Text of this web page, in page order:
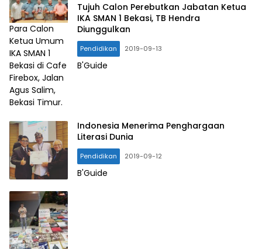
Para Calon
Ketua Umum
IKA SMAN 1
Bekasi di Cafe
Firebox, Jalan
Agus Salim,
Bekasi Timur.
Tujuh Calon Perebutkan Jabatan Ketua
IKA SMAN 1 Bekasi, TB Hendra
Diunggulkan
Pendidikan 2019-09-13
B'Guide
Indonesia Menerima Penghargaan
Literasi Dunia
Pendidikan 2019-09-12
B'Guide